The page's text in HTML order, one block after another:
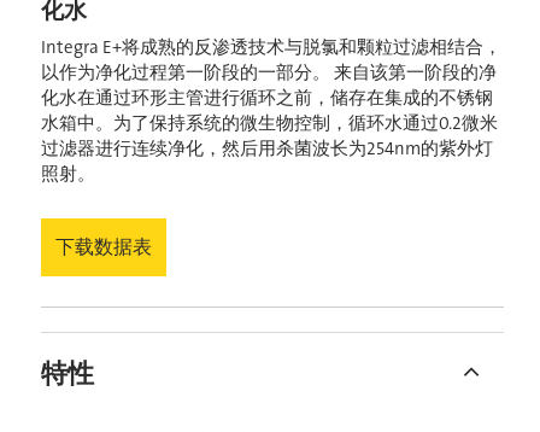
化水
Integra E+将成熟的反渗透技术与脱氯和颗粒过滤相结合，
以作为净化过程第一阶段的一部分。 来自该第一阶段的净
化水在通过环形主管进行循环之前，储存在集成的不锈钢
水箱中。为了保持系统的微生物控制，循环水通过0.2微米
过滤器进行连续净化，然后用杀菌波长为254nm的紫外灯
照射。
下载数据表
特性